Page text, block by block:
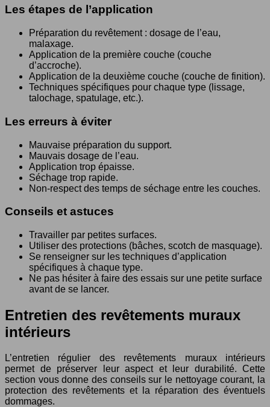
Les étapes de l’application
Préparation du revêtement : dosage de l’eau,
malaxage.
Application de la première couche (couche
d’accroche).
Application de la deuxième couche (couche de finition).
Techniques spécifiques pour chaque type (lissage,
talochage, spatulage, etc.).
Les erreurs à éviter
Mauvaise préparation du support.
Mauvais dosage de l’eau.
Application trop épaisse.
Séchage trop rapide.
Non-respect des temps de séchage entre les couches.
Conseils et astuces
Travailler par petites surfaces.
Utiliser des protections (bâches, scotch de masquage).
Se renseigner sur les techniques d’application
spécifiques à chaque type.
Ne pas hésiter à faire des essais sur une petite surface
avant de se lancer.
Entretien des revêtements muraux
intérieurs
L’entretien régulier des revêtements muraux intérieurs
permet de préserver leur aspect et leur durabilité. Cette
section vous donne des conseils sur le nettoyage courant, la
protection des revêtements et la réparation des éventuels
dommages.